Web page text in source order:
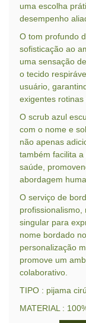
uma escolha
desempenho
O tom profundo
sofisticação ao
uma sensação
o tecido
usuário,
exigentes rotinas
O scrub azul
com o nome e
não apenas
também facilita
saúde,
abordagem
O serviço de
singular para
nome bordado
personalização
promove um
colaborativo.
TIPO : pijama
MATERIAL :